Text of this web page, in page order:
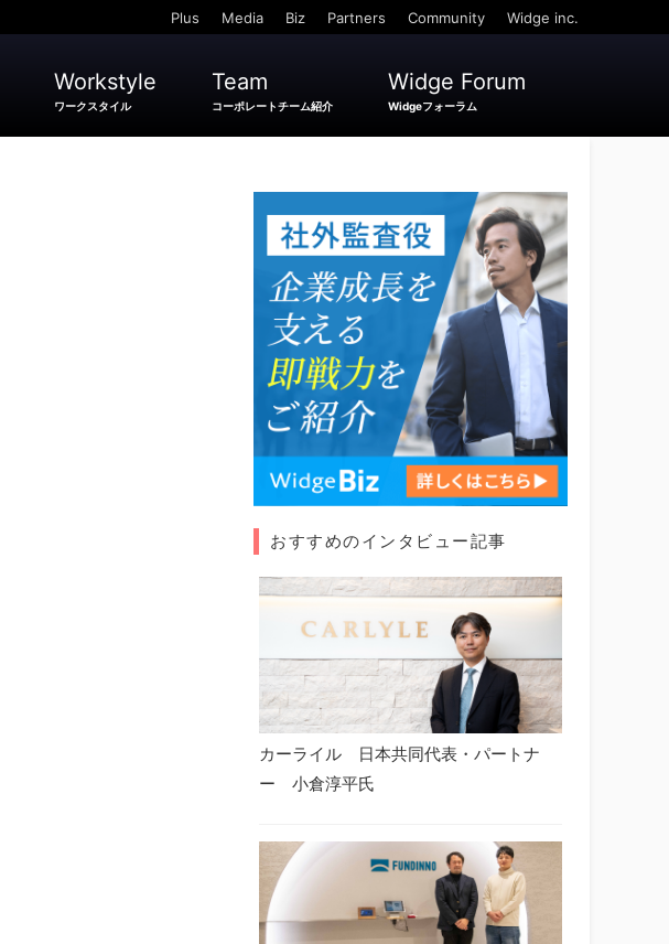
Plus Media Biz Partners Community Widge inc.
Workstyle
ワークスタイル
Team
コーポレートチーム紹介
Widge Forum
Widgeフォーラム
おすすめのインタビュー記事
カーライル 日本共同代表・パートナ
ー 小倉淳平氏